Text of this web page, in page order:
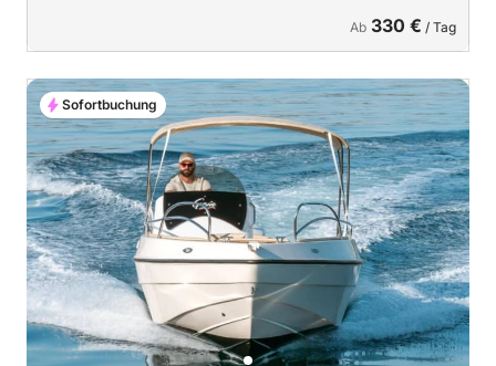
Ab 330 € / Tag
Sofortbuchung